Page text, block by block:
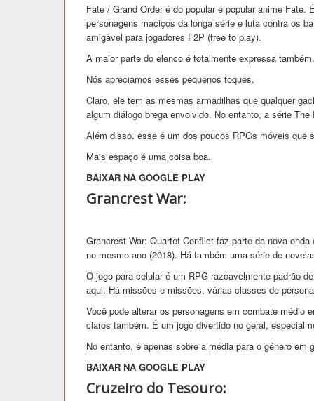
Fate / Grand Order é do popular e popular anime
personagens maciços da longa série e luta contra os
amigável para jogadores F2P (free to play).
A maior parte do elenco é totalmente expressa também.
Nós apreciamos esses pequenos toques.
Claro, ele tem as mesmas armadilhas que qualquer
algum diálogo brega envolvido. No entanto, a série
Além disso, esse é um dos poucos RPGs móveis que
Mais espaço é uma coisa boa.
BAIXAR NA GOOGLE PLAY
Grancrest War:
Grancrest War: Quartet Conflict faz parte da nova
no mesmo ano (2018). Há também uma série de
O jogo para celular é um RPG razoavelmente padrão
aqui. Há missões e missões, várias classes de
Você pode alterar os personagens em combate médio
claros também. É um jogo divertido no geral,
No entanto, é apenas sobre a média para o gênero em
BAIXAR NA GOOGLE PLAY
Cruzeiro do Tesouro: